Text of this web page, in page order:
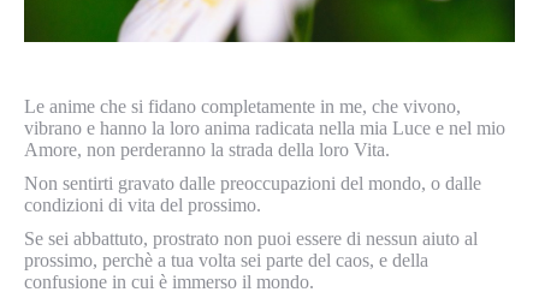
Le anime che si fidano completamente in me, che vivono,
vibrano e hanno la loro anima radicata nella mia Luce e nel mio
Amore, non perderanno la strada della loro Vita.
Non sentirti gravato dalle preoccupazioni del mondo, o dalle
condizioni di vita del prossimo.
Se sei abbattuto, prostrato non puoi essere di nessun aiuto al
prossimo, perchè a tua volta sei parte del caos, e della
confusione in cui è immerso il mondo.